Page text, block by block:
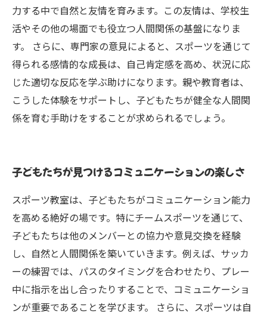
力する中で自然と友情を育みます。この友情は、学校生
活やその他の場面でも役立つ人間関係の基盤になりま
す。 さらに、専門家の意見によると、スポーツを通じて
得られる感情的な成長は、自己肯定感を高め、状況に応
じた適切な反応を学ぶ助けになります。親や教育者は、
こうした体験をサポートし、子どもたちが健全な人間関
係を育む手助けをすることが求められるでしょう。
子どもたちが見つけるコミュニケーションの楽しさ
スポーツ教室は、子どもたちがコミュニケーション能力
を高める絶好の場です。特にチームスポーツを通じて、
子どもたちは他のメンバーとの協力や意見交換を経験
し、自然と人間関係を築いていきます。例えば、サッカ
ーの練習では、パスのタイミングを合わせたり、プレー
中に指示を出し合ったりすることで、コミュニケーショ
ンが重要であることを学びます。 さらに、スポーツは自